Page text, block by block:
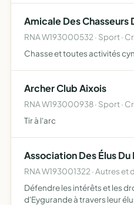
Amicale Des Chasseurs
RNA W193000532 · Sport ·
Chasse et toutes activités
Archer Club Aixois
RNA W193000938 · Sport ·
Tir à l'arc
Association Des Élus
RNA W193001322 · Autres et
Défendre les intérêts et les
d'Eygurande à travers leur